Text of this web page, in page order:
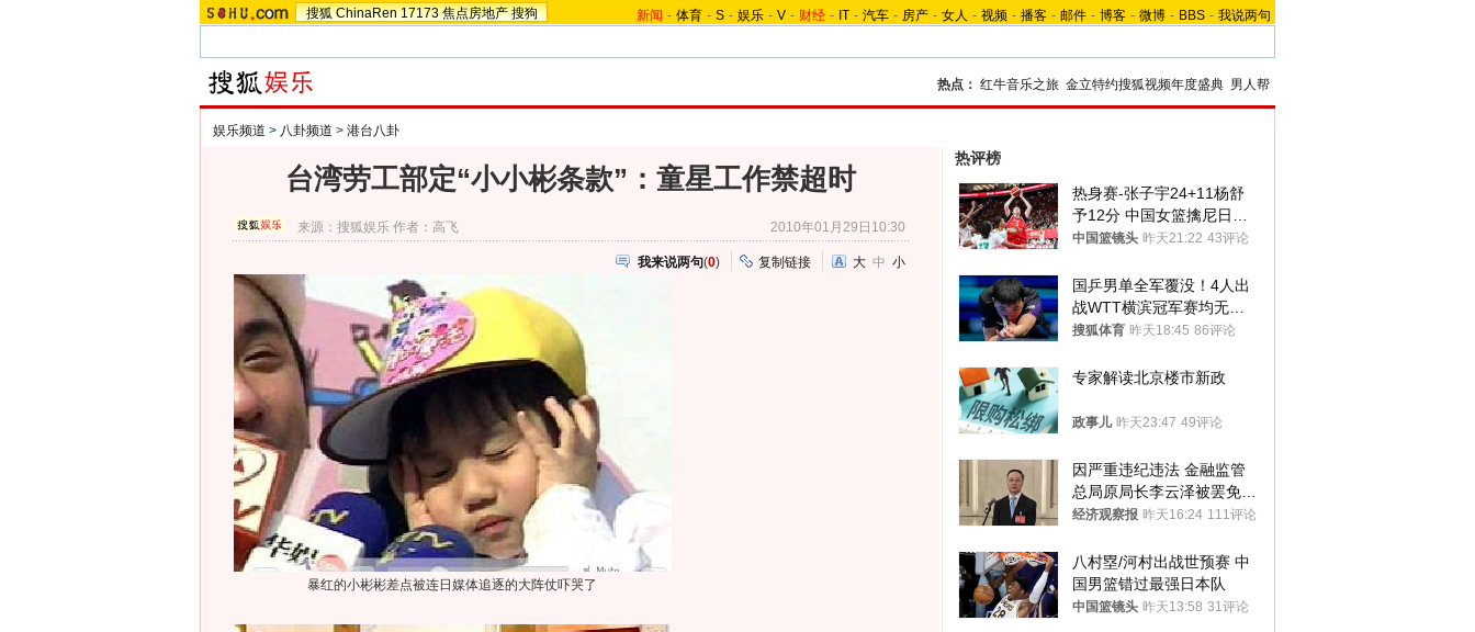
搜狐 ChinaRen 17173 焦点房地产 搜狗 新闻 - 体育 - S - 娱乐 - V - 财经 - IT - 汽车 - 房产 - 女人 - 视频 - 播客 - 邮件 - 博客 - 微博 - BBS - 我说两句
热点： 红牛音乐之旅 金立特约搜狐视频年度盛典 男人帮
娱乐频道 > 八卦频道 > 港台八卦
台湾劳工部定“小小彬条款”：童星工作禁超时
来源：搜狐娱乐 作者：高飞 2010年01月29日10:30
我来说两句(0) 复制链接 大 中 小
暴红的小彬彬差点被连日媒体追逐的大阵仗吓哭了
热评榜
热身赛-张子宇24+11杨舒
予12分 中国女篮擒尼日利
亚
中国篮镜头 昨天21:22 43评论
国乒男单全军覆没！4人出
战WTT横滨冠军赛均无缘
八强
搜狐体育 昨天18:45 86评论
专家解读北京楼市新政
政事儿 昨天23:47 49评论
因严重违纪违法 金融监管
总局原局长李云泽被罢免全
国人大代表
经济观察报 昨天16:24 111评论
八村塁/河村出战世预赛 中
国男篮错过最强日本队
中国篮镜头 昨天13:58 31评论